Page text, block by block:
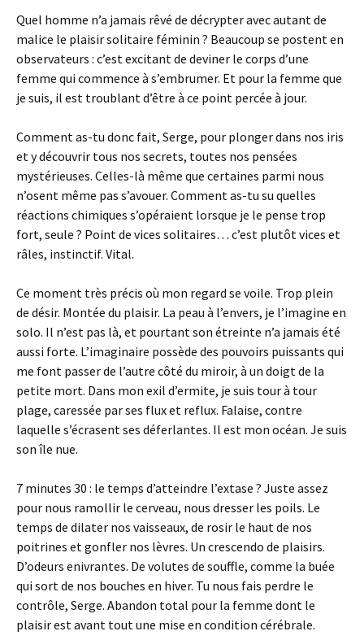
Quel homme n’a jamais rêvé de décrypter avec autant de
malice le plaisir solitaire féminin ? Beaucoup se postent en
observateurs : c’est excitant de deviner le corps d’une
femme qui commence à s’embrumer. Et pour la femme que
je suis, il est troublant d’être à ce point percée à jour.
Comment as-tu donc fait, Serge, pour plonger dans nos iris
et y découvrir tous nos secrets, toutes nos pensées
mystérieuses. Celles-là même que certaines parmi nous
n’osent même pas s’avouer. Comment as-tu su quelles
réactions chimiques s’opéraient lorsque je le pense trop
fort, seule ? Point de vices solitaires… c’est plutôt vices et
râles, instinctif. Vital.
Ce moment très précis où mon regard se voile. Trop plein
de désir. Montée du plaisir. La peau à l’envers, je l’imagine en
solo. Il n’est pas là, et pourtant son étreinte n’a jamais été
aussi forte. L’imaginaire possède des pouvoirs puissants qui
me font passer de l’autre côté du miroir, à un doigt de la
petite mort. Dans mon exil d’ermite, je suis tour à tour
plage, caressée par ses flux et reflux. Falaise, contre
laquelle s’écrasent ses déferlantes. Il est mon océan. Je suis
son île nue.
7 minutes 30 : le temps d’atteindre l’extase ? Juste assez
pour nous ramollir le cerveau, nous dresser les poils. Le
temps de dilater nos vaisseaux, de rosir le haut de nos
poitrines et gonfler nos lèvres. Un crescendo de plaisirs.
D’odeurs enivrantes. De volutes de souffle, comme la buée
qui sort de nos bouches en hiver. Tu nous fais perdre le
contrôle, Serge. Abandon total pour la femme dont le
plaisir est avant tout une mise en condition cérébrale.